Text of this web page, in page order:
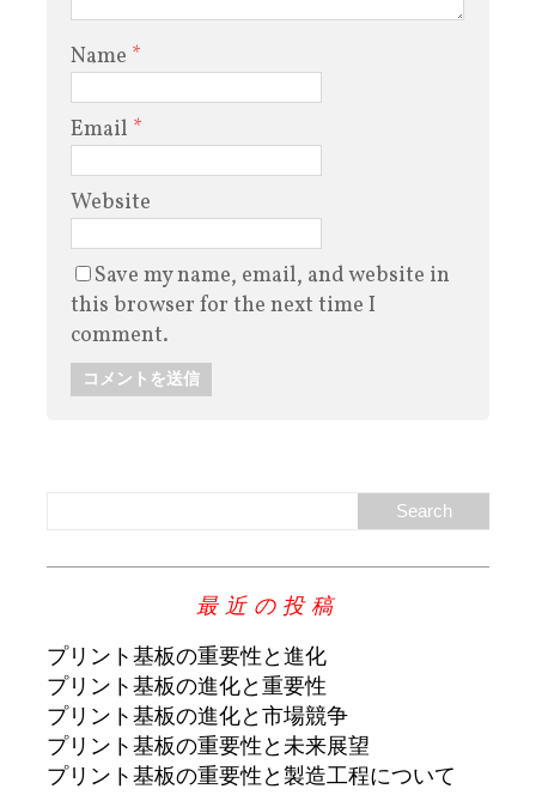
Name *
Email *
Website
Save my name, email, and website in
this browser for the next time I
comment.
最近の投稿
プリント基板の重要性と進化
プリント基板の進化と重要性
プリント基板の進化と市場競争
プリント基板の重要性と未来展望
プリント基板の重要性と製造工程について